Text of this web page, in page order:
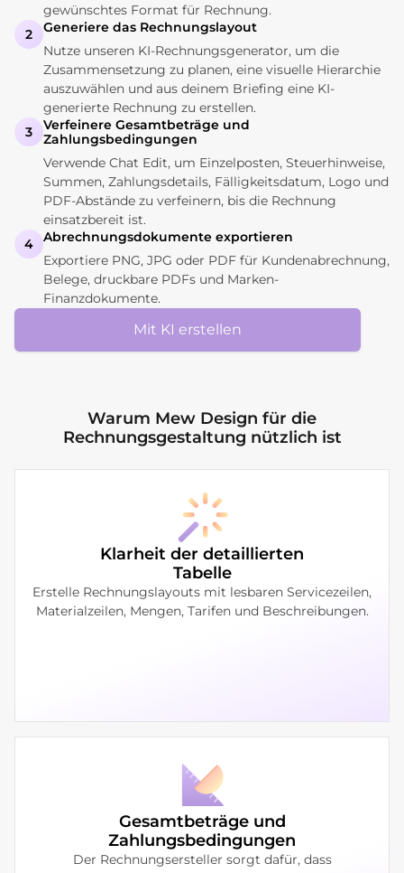
gewünschtes Format für Rechnung.
2
Generiere das Rechnungslayout
Nutze unseren KI-Rechnungsgenerator, um die
Zusammensetzung zu planen, eine visuelle Hierarchie
auszuwählen und aus deinem Briefing eine KI-
generierte Rechnung zu erstellen.
3
Verfeinere Gesamtbeträge und
Zahlungsbedingungen
Verwende Chat Edit, um Einzelposten, Steuerhinweise,
Summen, Zahlungsdetails, Fälligkeitsdatum, Logo und
PDF-Abstände zu verfeinern, bis die Rechnung
einsatzbereit ist.
4
Abrechnungsdokumente exportieren
Exportiere PNG, JPG oder PDF für Kundenabrechnung,
Belege, druckbare PDFs und Marken-
Finanzdokumente.
Mit KI erstellen
Warum Mew Design für die
Rechnungsgestaltung nützlich ist
Klarheit der detaillierten
Tabelle
Erstelle Rechnungslayouts mit lesbaren Servicezeilen,
Materialzeilen, Mengen, Tarifen und Beschreibungen.
Gesamtbeträge und
Zahlungsbedingungen
Der Rechnungsersteller sorgt dafür, dass